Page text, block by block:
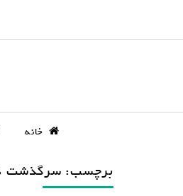
o
خانه
برچسب: سرگذشت